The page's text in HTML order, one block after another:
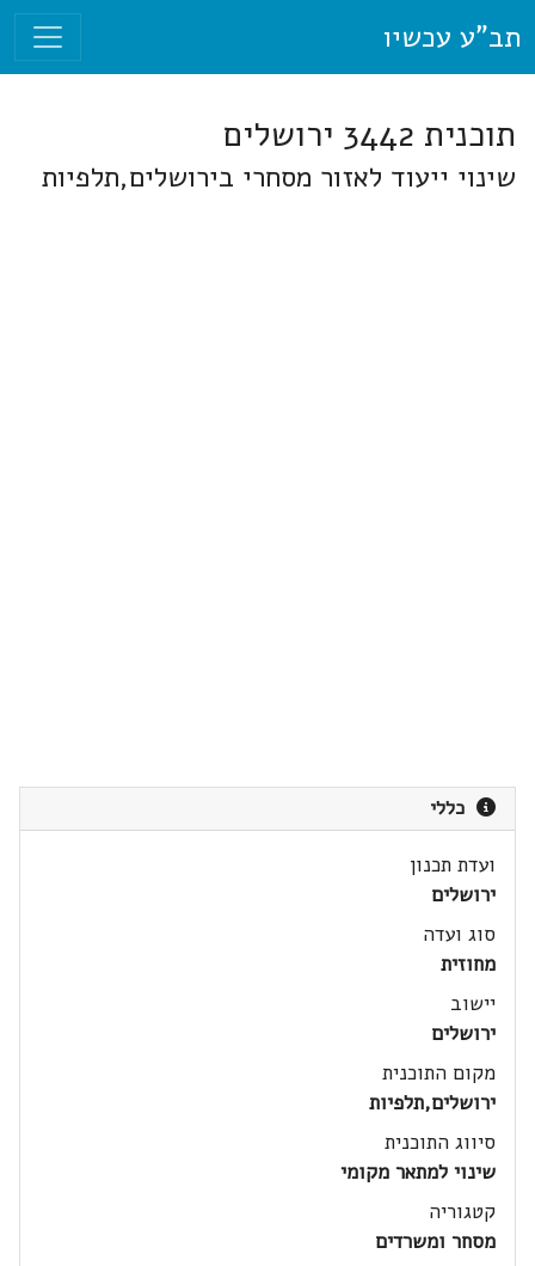
תב"ע עכשיו
תוכנית 3442 ירושלים
שינוי ייעוד לאזור מסחרי בירושלים,תלפיות
כללי
ועדת תכנון
ירושלים
סוג ועדה
מחוזית
יישוב
ירושלים
מקום התוכנית
ירושלים,תלפיות
סיווג התוכנית
שינוי למתאר מקומי
קטגוריה
מסחר ומשרדים